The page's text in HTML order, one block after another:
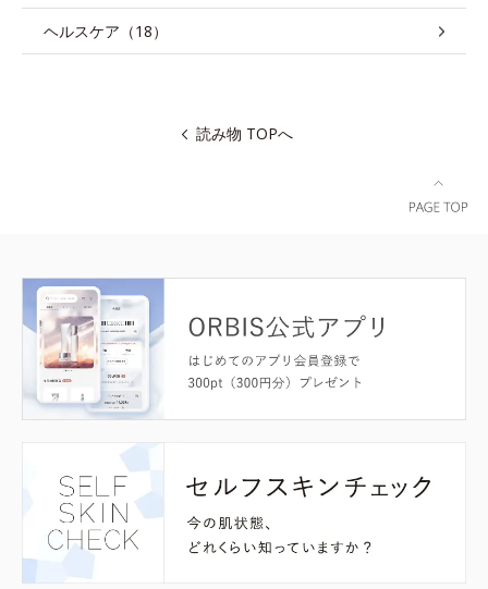
ヘルスケア（18）
読み物 TOPへ